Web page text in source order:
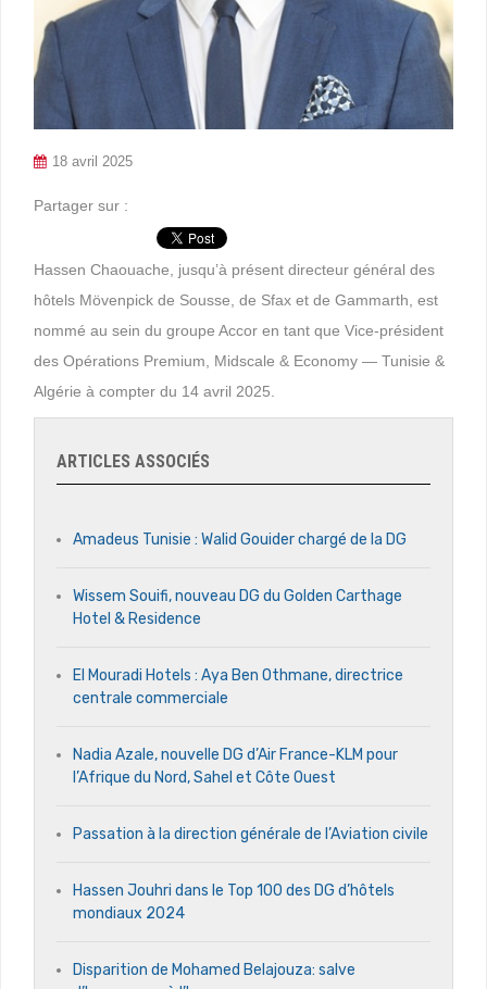
18 avril 2025
Partager sur :
Hassen Chaouache, jusqu’à présent directeur général des
hôtels Mövenpick de Sousse, de Sfax et de Gammarth, est
nommé au sein du groupe Accor en tant que Vice-président
des Opérations Premium, Midscale & Economy — Tunisie &
Algérie à compter du 14 avril 2025.
ARTICLES ASSOCIÉS
Amadeus Tunisie : Walid Gouider chargé de la DG
Wissem Souifi, nouveau DG du Golden Carthage
Hotel & Residence
El Mouradi Hotels : Aya Ben Othmane, directrice
centrale commerciale
Nadia Azale, nouvelle DG d’Air France-KLM pour
l’Afrique du Nord, Sahel et Côte Ouest
Passation à la direction générale de l’Aviation civile
Hassen Jouhri dans le Top 100 des DG d’hôtels
mondiaux 2024
Disparition de Mohamed Belajouza: salve